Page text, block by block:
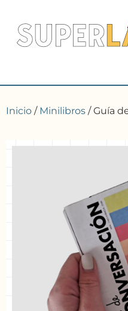
Inicio / Minilibros / Guía